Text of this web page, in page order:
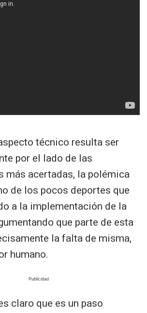
técnico resulta ser
por el lado de las
más acertadas, la polémica
de los pocos deportes que
a la implementación de la
que parte de esta
la falta de misma,
humano.
claro que es un paso